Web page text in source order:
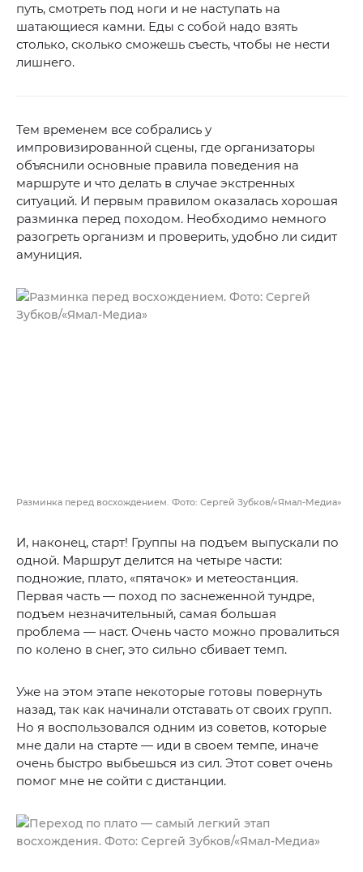
путь, смотреть под ноги и не наступать на
шатающиеся камни. Еды с собой надо взять
столько, сколько сможешь съесть, чтобы не нести
лишнего.
Тем временем все собрались у
импровизированной сцены, где организаторы
объяснили основные правила поведения на
маршруте и что делать в случае экстренных
ситуаций. И первым правилом оказалась хорошая
разминка перед походом. Необходимо немного
разогреть организм и проверить, удобно ли сидит
амуниция.
Разминка перед восхождением. Фото: Сергей Зубков/«Ямал-Медиа»
И, наконец, старт! Группы на подъем выпускали по
одной. Маршрут делится на четыре части:
подножие, плато, «пятачок» и метеостанция.
Первая часть — поход по заснеженной тундре,
подъем незначительный, самая большая
проблема — наст. Очень часто можно провалиться
по колено в снег, это сильно сбивает темп.
Уже на этом этапе некоторые готовы повернуть
назад, так как начинали отставать от своих групп.
Но я воспользовался одним из советов, которые
мне дали на старте — иди в своем темпе, иначе
очень быстро выбьешься из сил. Этот совет очень
помог мне не сойти с дистанции.